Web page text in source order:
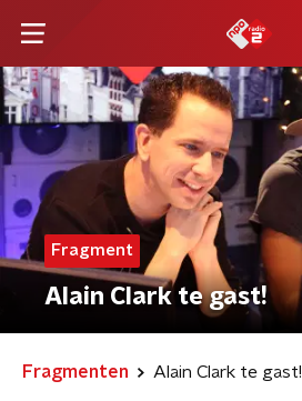
Fragment
Alain Clark te gast!
Fragmenten Alain Clark te gast!